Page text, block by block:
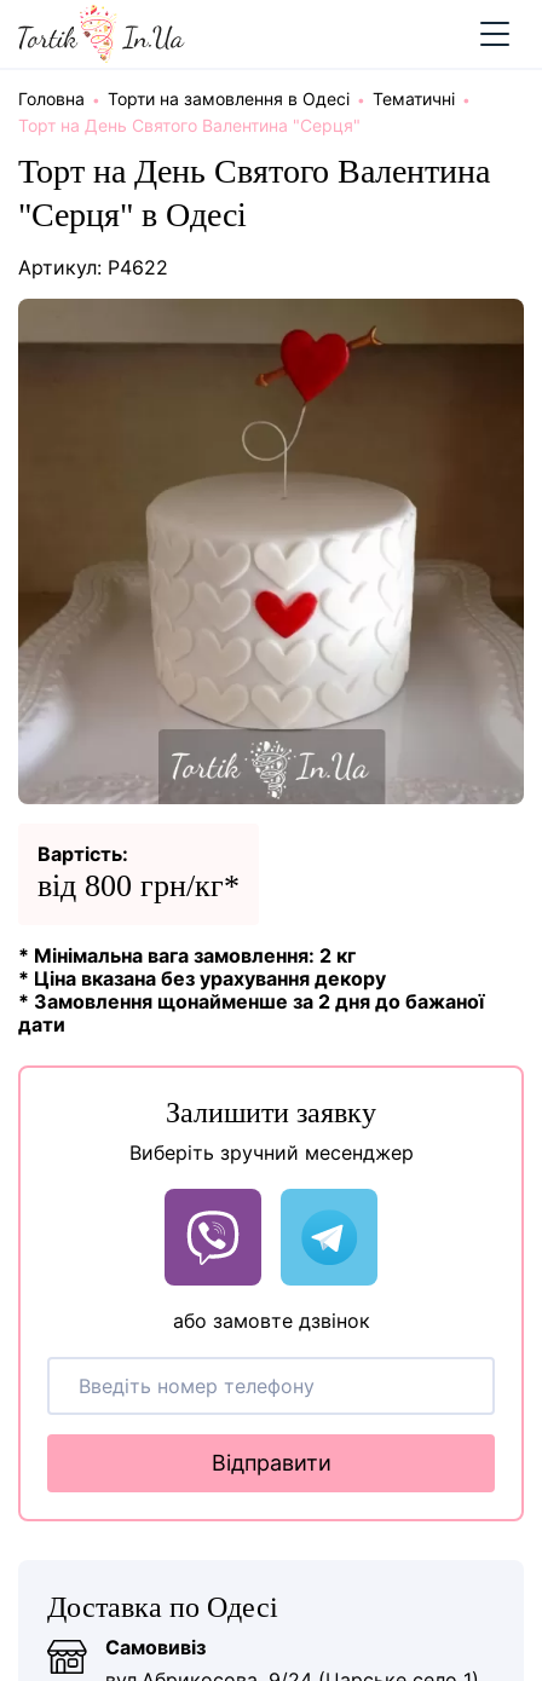
Головна Торти на замовлення в Одесі
Тематичні
Торт на День Святого Валентина "Серця"
Торт на День Святого Валентина
"Серця" в Одесі
Артикул: P4622
Вартість:
від 800 грн/кг*
* Мінімальна вага замовлення: 2 кг
* Ціна вказана без урахування декору
* Замовлення щонайменше за 2 дня до бажаної
дати
Залишити заявку
Виберіть зручний месенджер
або замовте дзвінок
Відправити
Доставка по Одесі
Самовивіз